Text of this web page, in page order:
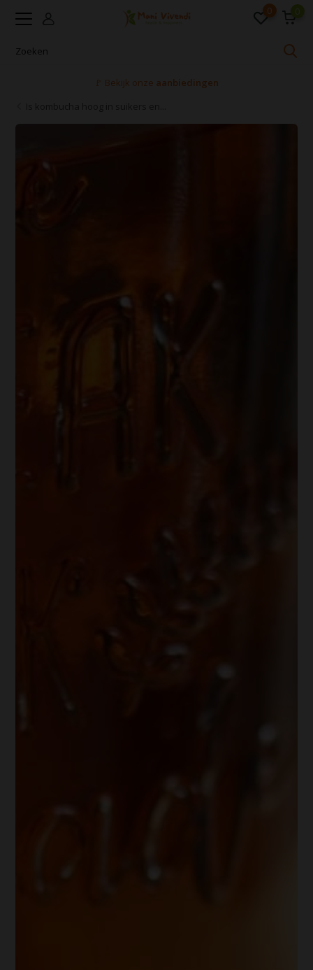
0 0
Voor 16:00 uur besteld, dezelfde dag verzonden